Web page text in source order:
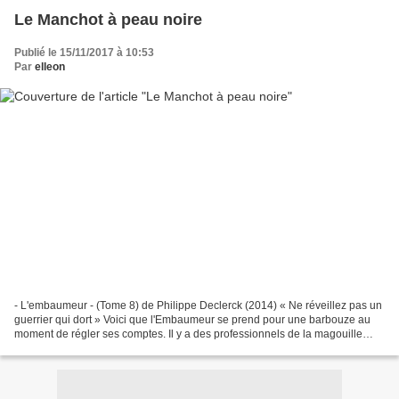
Le Manchot à peau noire
Publié le 15/11/2017 à 10:53
Par elleon
- L'embaumeur - (Tome 8) de Philippe Declerck (2014) « Ne réveillez pas un
guerrier qui dort » Voici que l'Embaumeur se prend pour une barbouze au
moment de régler ses comptes. Il y a des professionnels de la magouille